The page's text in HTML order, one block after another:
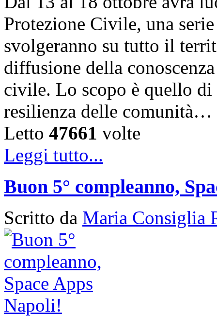
Protezione Civile, una
svolgeranno su tutto il
diffusione della
civile. Lo scopo è quello di
resilienza delle comunità…
Letto 47661 volte
Leggi tutto...
Buon 5° compleanno,
Scritto da Maria Consiglia